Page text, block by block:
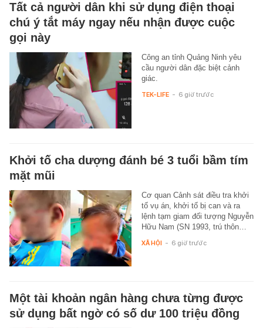
Tất cả người dân khi sử dụng điện thoại
chú ý tắt máy ngay nếu nhận được cuộc
gọi này
Công an tỉnh Quảng Ninh yêu
cầu người dân đặc biệt cảnh
giác.
TEK-LIFE - 6 giờ trước
Khởi tố cha dượng đánh bé 3 tuổi bầm tím
mặt mũi
Cơ quan Cảnh sát điều tra khởi
tố vụ án, khởi tố bị can và ra
lệnh tạm giam đối tượng Nguyễn
Hữu Nam (SN 1993, trú thôn…
XÃ HỘI - 6 giờ trước
Một tài khoản ngân hàng chưa từng được
sử dụng bất ngờ có số dư 100 triệu đồng